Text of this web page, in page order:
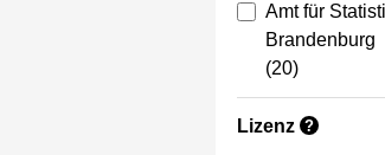
Amt für
Brandenburg
(20)
Lizenz ?